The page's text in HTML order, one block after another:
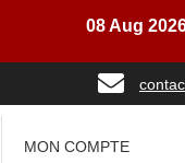
08 Aug 2026 >
MON COMPTE